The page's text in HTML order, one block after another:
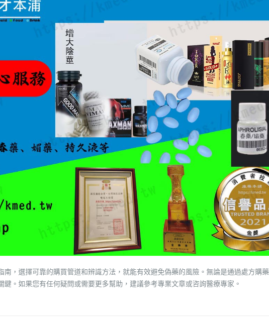
南，選擇可靠的購買管道和辨識方法，就能有效避免偽藥的風險。無論是通過處方購
。如果您有任何疑問或需要更多幫助，建議參考專業文章或咨詢醫療專家。